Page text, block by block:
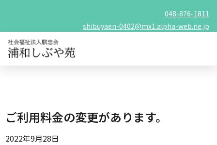
048-876-1811
shibuyaen-0402@mx1.alpha-web.ne.jp
ご利用料金の変更があります。
2022年9月28日